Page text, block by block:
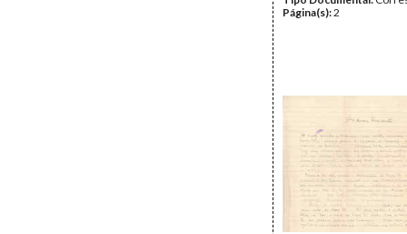
Página(s):2